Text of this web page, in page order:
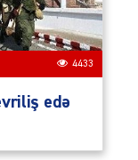
4433
edə